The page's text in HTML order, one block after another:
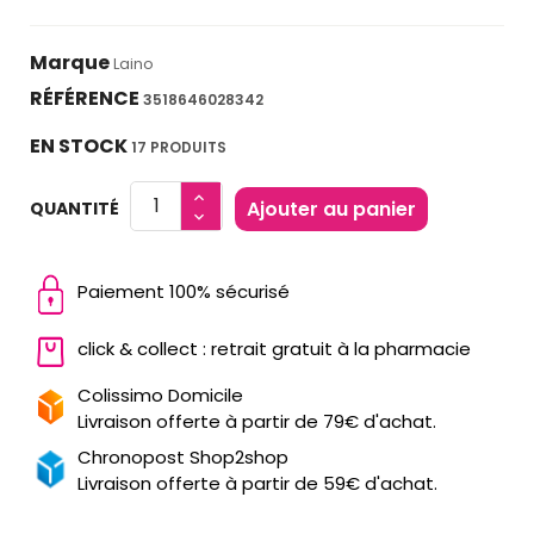
MarqueLaino
RÉFÉRENCE 3518646028342
EN STOCK17 PRODUITS
QUANTITÉ Ajouter au panier
Paiement 100% sécurisé
click & collect : retrait gratuit à la pharmacie
Colissimo Domicile
Livraison offerte à partir de 79€ d'achat.
Chronopost Shop2shop
Livraison offerte à partir de 59€ d'achat.